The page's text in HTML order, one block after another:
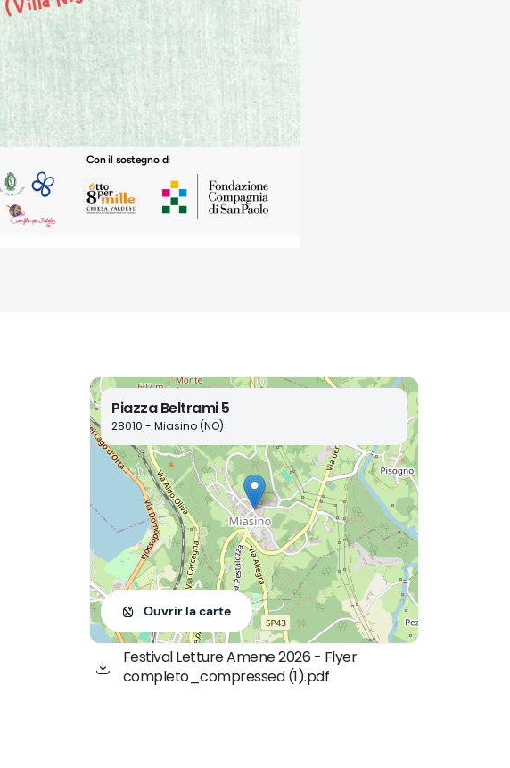
Piazza Beltrami 5
28010 - Miasino (NO)
Ouvrir la carte
Festival Letture Amene 2026 - Flyer
completo_compressed (1).pdf